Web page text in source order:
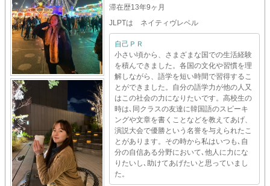
滞在歴13年9ヶ月
JLPTは ネイティヴレベル
自己ＰＲ
小さい頃から、さまざまな国での生活経験
を積んできました。各国の文化や習慣を理
解しながら、語学を短い時間で習得するこ
とができました。自分の語学力が他の人又
はこの社会の力になりたいです。高校生の
時は､同クラスの友達に韓国語のスピーキ
ングや文章を書くことなどを教えてあげ、
演説大会で優勝という名誉を与えられたこ
とがあります。その時から私はいつも､自
分の自信ある分野において､他人に力にな
りたいし､助けてあげたいと思っていまし
た。